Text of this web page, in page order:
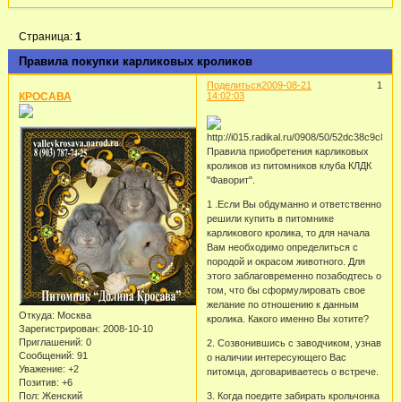
Правила покупки карликовых кроликов
Страница:1
Поделиться 1
2009-08-21
14:02:03
КРОСАВА
Откуда: Москва
Зарегистрирован: 2008-10-10
Приглашений: 0
Сообщений: 91
Уважение: +2
Позитив: +6
Пол: Женский
Правила приобретения карликовых
кроликов из питомников клуба КЛДК
"Фаворит".
1 .Если Вы обдуманно и ответственно
решили купить в питомнике
карликового кролика, то для начала
Вам необходимо определиться с
породой и окрасом животного. Для
этого заблаговременно позабодтесь о
том, что бы сформулировать свое
желание по отношению к данным
кролика. Какого именно Вы хотите?
2. Созвонившись с заводчиком, узнав
о наличии интересующего Вас
питомца, договариваетесь о встрече.
3. Когда поедите забирать крольчонка